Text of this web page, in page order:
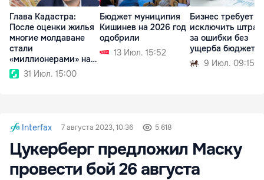
Глава Кадастра:
После оценки жилья
многие молдаване
стали
«миллионерами» на
бумаге31 Июл. 15:00
Бюджет муниципия
Кишинев на 2026 год
одобрили
13 Июл. 15:52
Бизнес требует
исключить
за ошибки без
ущерба бюджету
9 Июл. 09:15
Interfax 7 августа 2023, 10:36 5 618
Цукерберг предложил Маску
провести бой 26 августа